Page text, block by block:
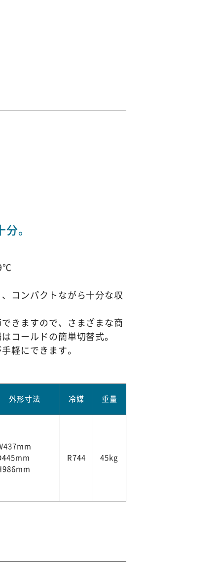
。
コンパクトながら十分な収
きますので、さまざまな商
コールドの簡単切替式。
軽にできます。
外形寸法 冷媒 重量
R744 45kg